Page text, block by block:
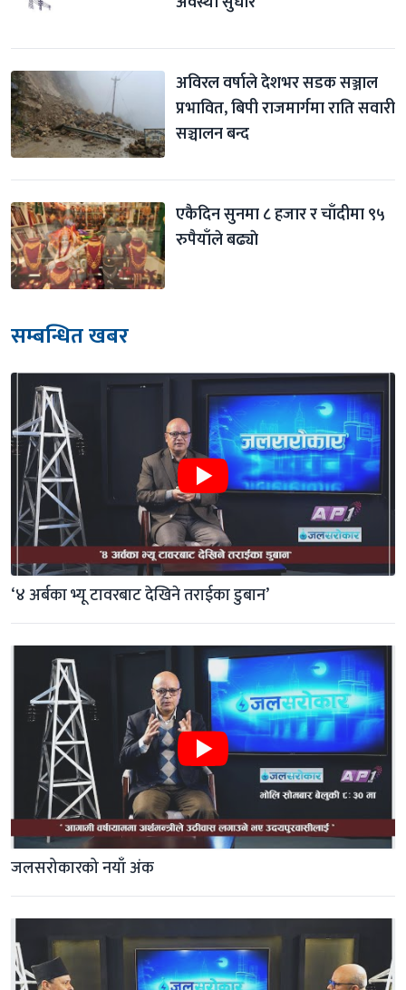
अविरल वर्षाले देशभर सडक सञ्जाल
प्रभावित, बिपी राजमार्गमा राति सवारी
सञ्चालन बन्द
एकैदिन सुनमा ८ हजार र चाँदीमा ९५
रुपैयाँले बढ्याे
सम्बन्धित खबर
‘४ अर्बका भ्यू टावरबाट देखिने तराईका डुबान’
जलसरोकारको नयाँ अंक